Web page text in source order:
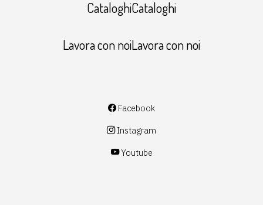
CataloghiCataloghi
Lavora con noiLavora con noi
Facebook
Instagram
Youtube